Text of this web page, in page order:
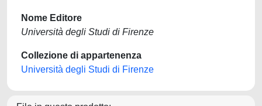
Nome Editore
Università degli Studi di Firenze
Collezione di appartenenza
Università degli Studi di Firenze